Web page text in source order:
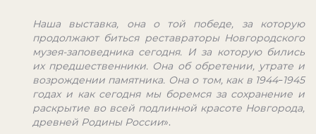
Наша выставка, она о той победе, за которую
продолжают биться реставраторы Новгородского
музея-заповедника сегодня. И за которую бились
их предшественники. Она об обретении, утрате и
возрождении памятника. Она о том, как в 1944–1945
годах и как сегодня мы боремся за сохранение и
раскрытие во всей подлинной красоте Новгорода,
древней Родины России».